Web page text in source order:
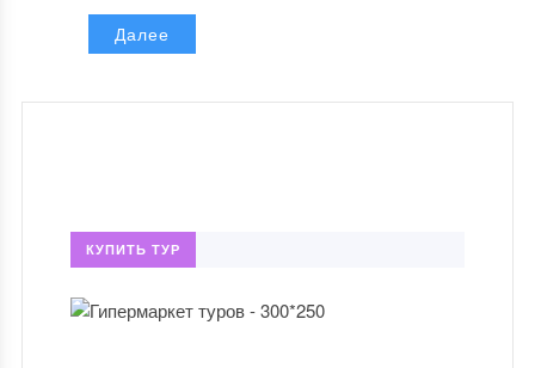
Далее
КУПИТЬ ТУР